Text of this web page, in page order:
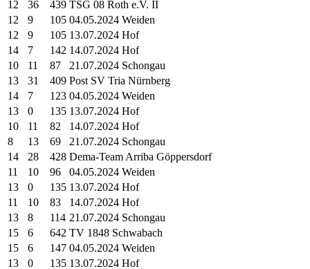
12 36 439 TSG 08 Roth e.V. II
12
9 105 04.05.2024 Weiden
12
9 105 13.07.2024 Hof
14
7 142 14.07.2024 Hof
10
11 87
21.07.2024 Schongau
13
31 409 Post SV Tria Nürnberg
14
7 123 04.05.2024 Weiden
13
0 135 13.07.2024 Hof
10
11 82
14.07.2024 Hof
8
13 69
21.07.2024 Schongau
14
28 428 Dema-Team Arriba Göppersdorf
11
10 96
04.05.2024 Weiden
13
0 135 13.07.2024 Hof
11
10 83
14.07.2024 Hof
13
8 114 21.07.2024 Schongau
15
6 642 TV 1848 Schwabach
15
6 147 04.05.2024 Weiden
13
0 135 13.07.2024 Hof